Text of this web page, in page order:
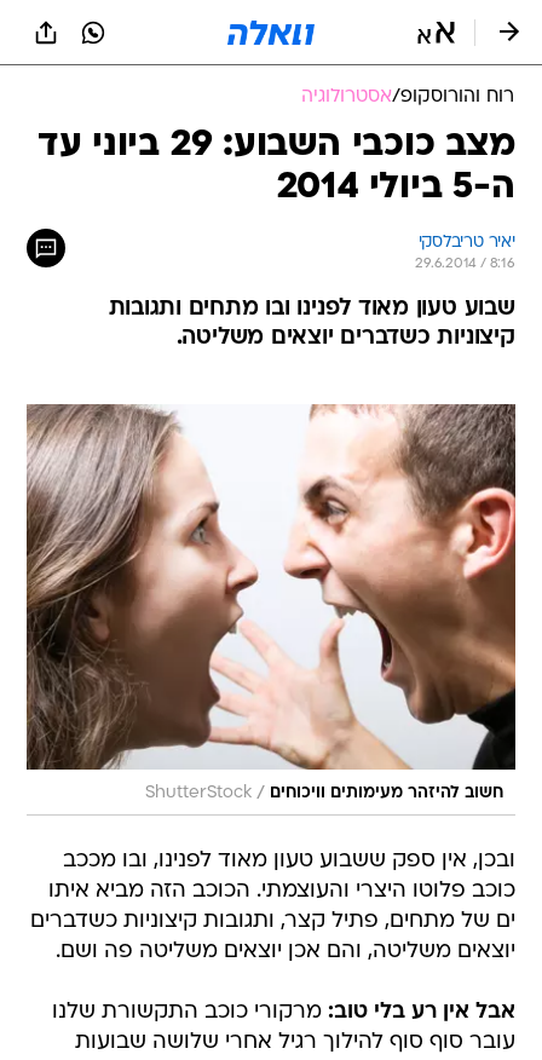
רוח והורוסקופ/אסטרולוגיה
מצב כוכבי השבוע: 29 ביוני עד
ה-5 ביולי 2014
יאיר טריבלסקי
29.6.2014 / 8:16
שבוע טעון מאוד לפנינו ובו מתחים ותגובות
קיצוניות כשדברים יוצאים משליטה.
חשוב להיזהר מעימותים וויכוחים /
ShutterStock
ובכן, אין ספק ששבוע טעון מאוד לפנינו, ובו מככב
כוכב פלוטו היצרי והעוצמתי. הכוכב הזה מביא איתו
ים של מתחים, פתיל קצר, ותגובות קיצוניות כשדברים
יוצאים משליטה, והם אכן יוצאים משליטה פה ושם.
אבל אין רע בלי טוב: מרקורי כוכב התקשורת שלנו
עובר סוף סוף להילוך רגיל אחרי שלושה שבועות